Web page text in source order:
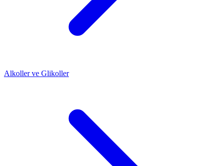
Alkoller ve Glikoller